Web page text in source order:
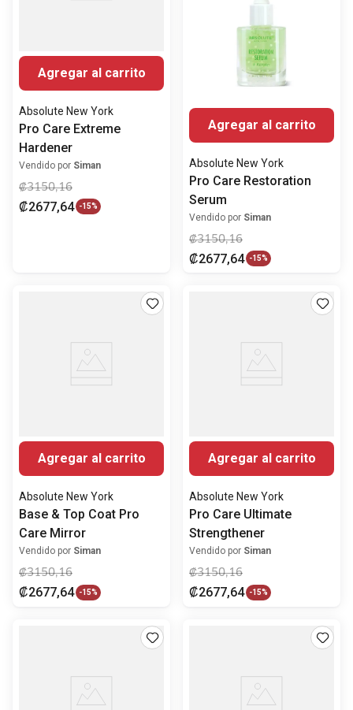
Agregar al carrito
Absolute New York
Pro Care Extreme
Hardener
Vendido por Siman
₡3150,16
₡2677,64 -15%
Agregar al carrito
Absolute New York
Pro Care Restoration
Serum
Vendido por Siman
₡3150,16
₡2677,64 -15%
Agregar al carrito
Absolute New York
Base & Top Coat Pro
Care Mirror
Vendido por Siman
₡3150,16
₡2677,64 -15%
Agregar al carrito
Absolute New York
Pro Care Ultimate
Strengthener
Vendido por Siman
₡3150,16
₡2677,64 -15%